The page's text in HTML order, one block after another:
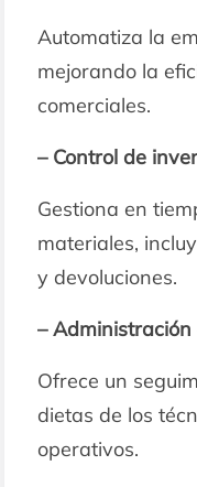
Automatiza la
mejorando la
comerciales.
– Control de
Gestiona en
materiales,
y devoluciones.
–
Ofrece un
dietas de los
operativos.